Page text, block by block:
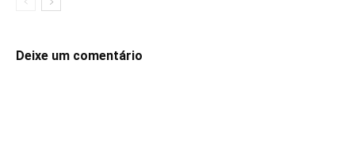
Deixe um comentário